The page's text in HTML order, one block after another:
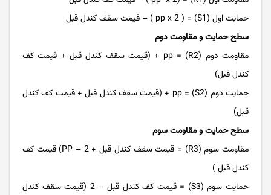
حمایت اول (S1) = ( pp x 2 ) – قیمت سقف کندل قبل
سطح حمایت و مقاومت دوم
مقاومت دوم (R2) = pp + (قیمت سقف کندل قبل + قیمت کف
کندل قبل)
حمایت دوم (S2) = pp + (قیمت سقف کندل قبل + قیمت کف کندل
قبل)
سطح حمایت و مقاومت سوم
مقاومت سوم (R3) = قیمت سقف کندل قبل + 2 – PP) قیمت کف
کندل قبل )
حمایت سوم (S3) = قیمت کف کندل قبل – 2 (قیمت سقف کندل